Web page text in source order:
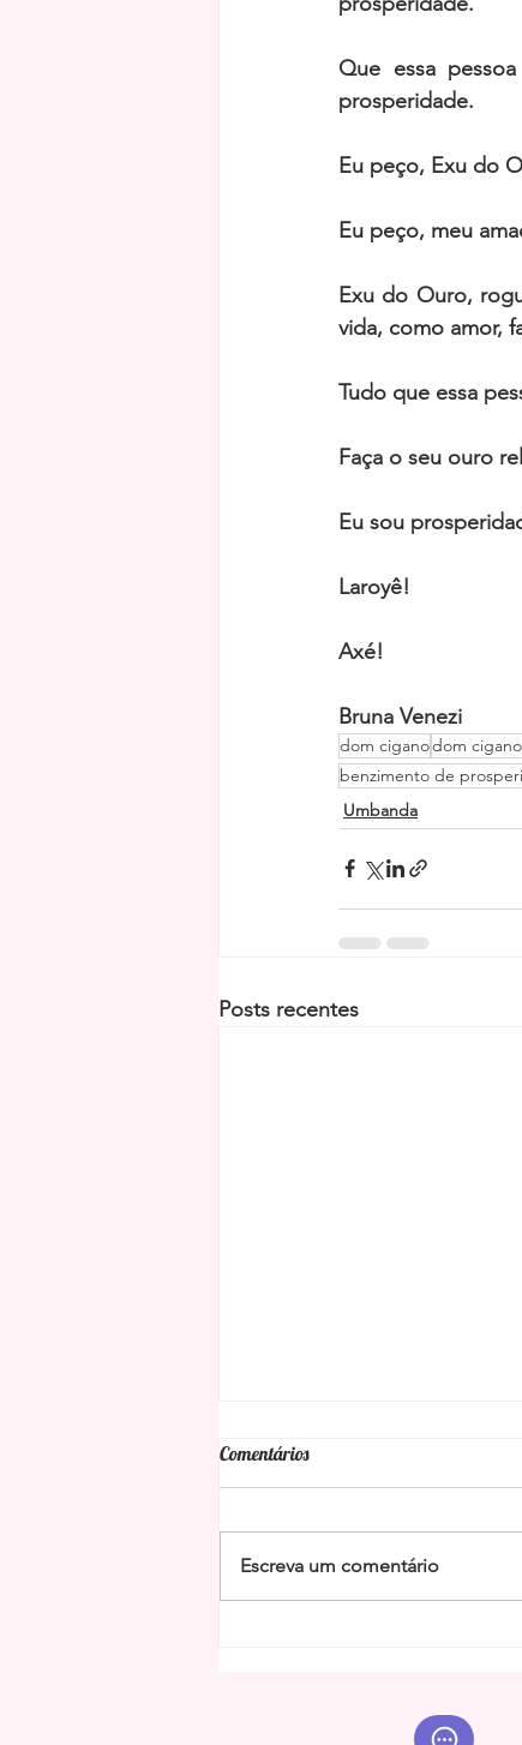
Que essa
prosperidade.
Eu peço, Exu do
Eu peço, meu
Exu do Ouro,
vida, como amor,
Tudo que essa
Faça o seu ouro
Eu sou
Laroyê!
Axé!
Bruna Venezi
dom ciganodom
benzimento de
Umbanda
Posts recentes
Comentários
Escreva um comentário